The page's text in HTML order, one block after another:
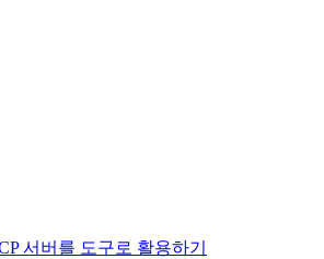
서버를 도구로 활용하기